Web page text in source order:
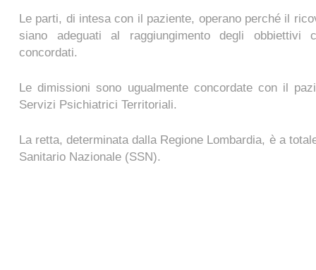
Le parti, di intesa con il paziente, operano perché il
siano adeguati al raggiungimento degli obbiettivi
concordati.
Le dimissioni sono ugualmente concordate con il
Servizi Psichiatrici Territoriali.
La retta, determinata dalla Regione Lombardia, è a
Sanitario Nazionale (SSN).